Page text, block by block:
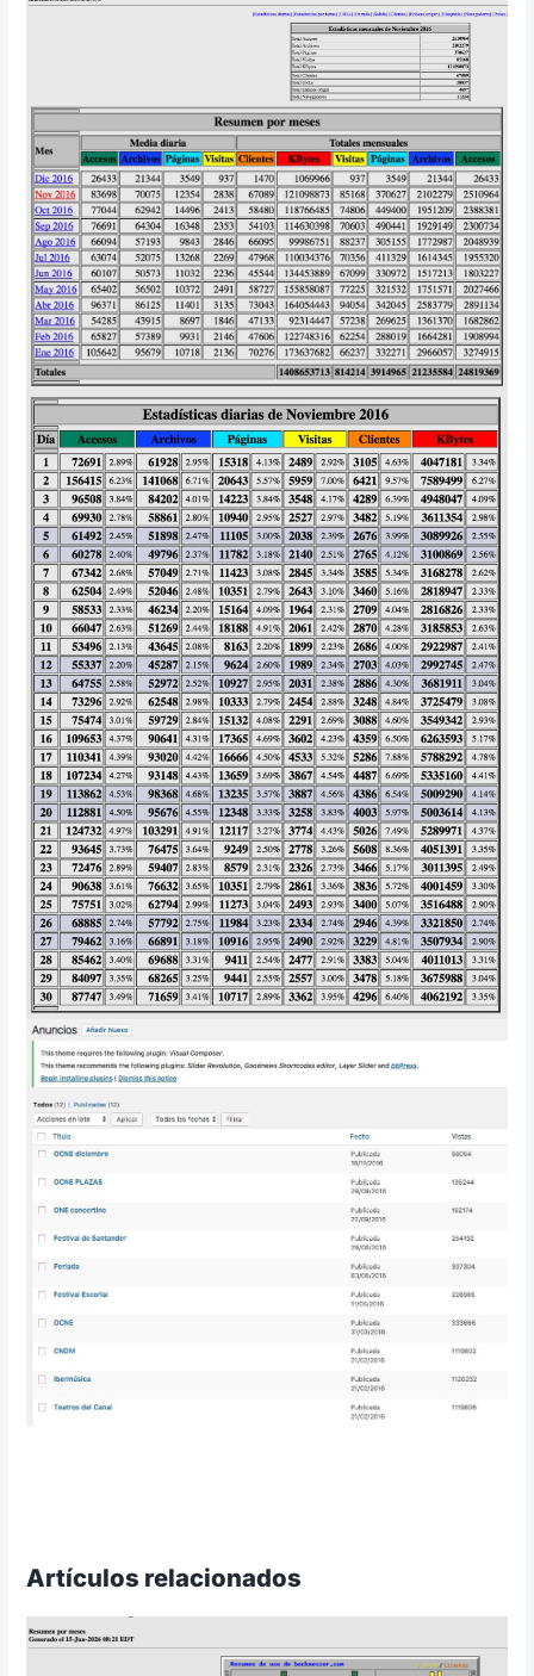
Artículos relacionados